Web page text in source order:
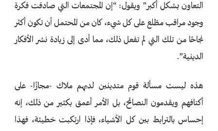
التعاون بشكل أكبر” ويقول: “إن المجتمعات التي صادفت فكرة
وجود مراقب مطّلع على كل شيء، كان من المحتمل أن تكون أكثر
نجاحًا من تلك التي لم تفعل ذلك، مما أدى إلى زيادة نشر الأفكار
الدينية”.
هذه ليست مسألة قوم متدينين لديهم ملاك -مجازًا- على
أكتافهم ويقدمون النصائح، بل الأمر أعمق بكثير من ذلك، إنه
إحساس بالترابط بين كل الأشياء، فإذا ارتكبت خطيئة، فهذا